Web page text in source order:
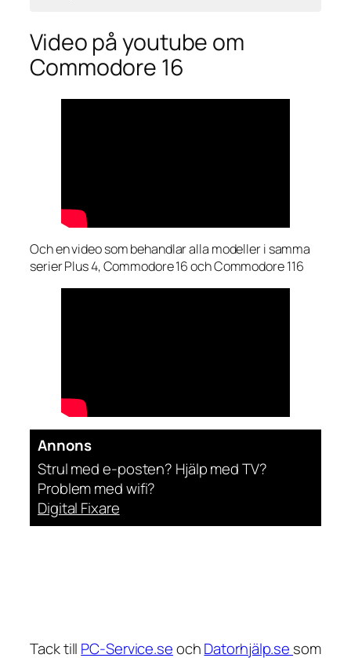
Video på youtube om
Commodore 16
Och en video som behandlar alla modeller i samma
serier Plus 4, Commodore 16 och Commodore 116
Annons
Strul med e-posten? Hjälp med TV?
Problem med wifi?
Digital Fixare
Tack till PC-Service.seochDatorhjälp.se som